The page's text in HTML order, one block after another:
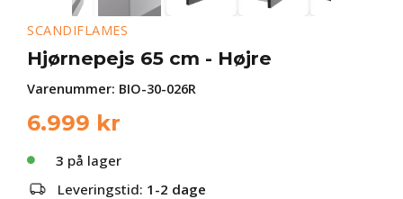
SCANDIFLAMES
Hjørnepejs 65 cm - Højre
Varenummer: BIO-30-026R
6.999 kr
3 på lager
Leveringstid: 1-2 dage